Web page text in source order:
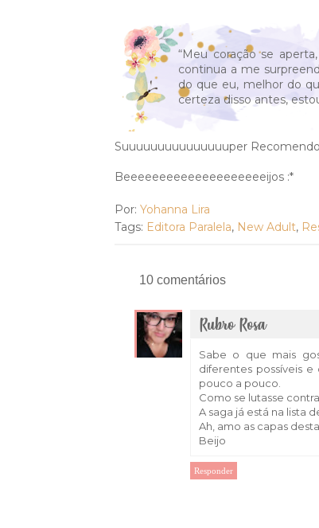
“Meu coração se
continua a me
do que eu, melhor do
certeza disso antes,
Suuuuuuuuuuuuuuuper
Beeeeeeeeeeeeeeeeeeeeijos :*
Por: Yohanna Lira
Tags: Editora Paralela, New Adult,
10 comentários
Rubro Rosa
Sabe o que mais
diferentes possíveis
pouco a pouco.
Como se lutasse
A saga já está na lista
Ah, amo as capas
Beijo
Responder